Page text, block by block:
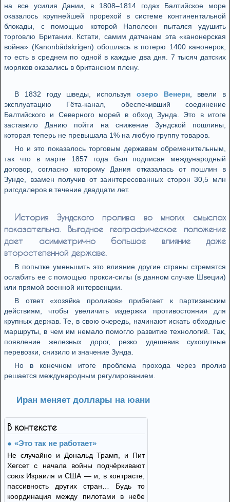
на все усилия Дании, в 1808–1814 годах Балтийское море
оказалось крупнейшей прорехой в системе континентальной
блокады, с помощью которой Наполеон пытался удушить
торговлю Британии. Кстати, самим датчанам эта «канонерская
война» (Kanonbådskrigen) обошлась в потерю 1400 канонерок,
то есть в среднем по одной в каждые два дня. 7 тысяч датских
моряков оказались в британском плену.
В 1832 году шведы, используя озеро Венерн, ввели в
эксплуатацию Гёта-канал, обеспечивший соединение
Балтийского и Северного морей в обход Зунда. Это в итоге
заставило Данию пойти на снижение Зундской пошлины,
которая теперь не превышала 1% на любую группу товаров.
Но и это показалось торговым державам обременительным,
так что в марте 1857 года был подписан международный
договор, согласно которому Дания отказалась от пошлин в
Зунде, взамен получив от заинтересованных сторон 30,5 млн
ригсдалеров в течение двадцати лет.
История Зундского пролива во многих смыслах
показательна. Выгодное географическое положение
дает асимметрично большое влияние даже
второстепенной державе.
В попытке уменьшить это влияние другие страны стремятся
ослабить ее с помощью прокси-силы (в данном случае Швеции)
или прямой военной интервенции.
В ответ «хозяйка проливов» прибегает к партизанским
действиям, чтобы увеличить издержки противостояния для
крупных держав. Те, в свою очередь, начинают искать обходные
маршруты, в чем им немало помогло развитие технологий. Так,
появление железных дорог, резко удешевив сухопутные
перевозки, снизило и значение Зунда.
Но в конечном итоге проблема прохода через пролив
решается международным регулированием.
Иран меняет доллары на юани
В контексте
«Это так не работает»
Не случайно и Дональд Трамп, и Пит
Хегсет с начала войны подчёркивают
союз Израиля и США — и, в контрасте,
пассивность других стран… Будь то
координация между пилотами в небе